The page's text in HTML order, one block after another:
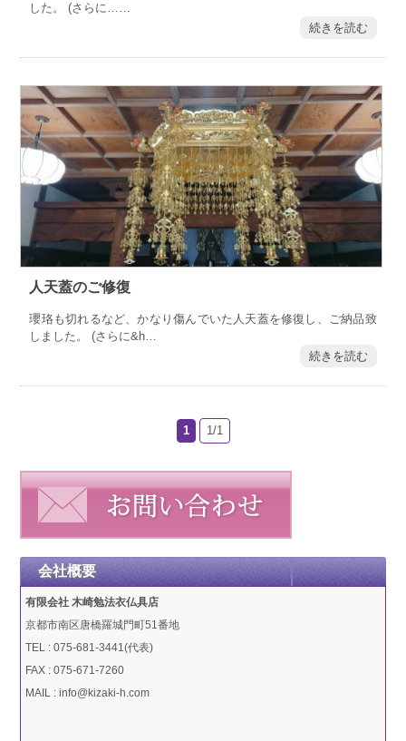
した。 (さらに……
続きを読む
人天蓋のご修復
瓔珞も切れるなど、かなり傷んでいた人天蓋を修復し、ご納品致
しました。 (さらに&h…
続きを読む
1 1/1
会社概要
有限会社 木崎勉法衣仏具店
京都市南区唐橋羅城門町51番地
TEL : 075-681-3441(代表)
FAX : 075-671-7260
MAIL : info@kizaki-h.com